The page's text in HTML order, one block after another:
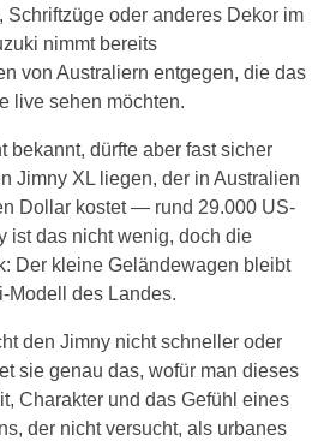
Schriftzüge oder anderes Dekor im
nimmt bereits
von Australiern entgegen, die das
live sehen möchten.
bekannt, dürfte aber fast sicher
Jimny XL liegen, der in Australien
Dollar kostet — rund 29.000 US-
ist das nicht wenig, doch die
Der kleine Geländewagen bleibt
Modell des Landes.
den Jimny nicht schneller oder
sie genau das, wofür man dieses
Charakter und das Gefühl eines
der nicht versucht, als urbanes